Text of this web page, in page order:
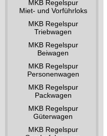
MKB Regelspur
Miet- und Vorführloks
MKB Regelspur
Triebwagen
MKB Regelspur
Beiwagen
MKB Regelspur
Personenwagen
MKB Regelspur
Packwagen
MKB Regelspur
Güterwagen
MKB Regelspur